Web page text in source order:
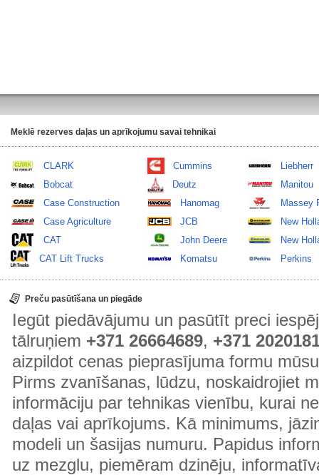
Meklē rezerves daļas un aprīkojumu savai tehnikai
CLARK
Bobcat
Case Construction
Case Agriculture
CAT
CAT Lift Trucks
Cummins
Deutz
Hanomag
JCB
John Deere
Komatsu
Liebherr
Manitou
Massey
New
New
Perkins
Preču pasūtīšana un piegāde
Iegūt piedāvājumu un pasūtīt preci
tālruņiem +371 26664689, +371
aizpildot cenas pieprasījuma formu
Pirms zvanīšanas, lūdzu, noskaidrojiet
informāciju par tehnikas vienību, kurai
daļas vai aprīkojums. Kā minimums,
modeli un šasijas numuru. Papidus
uz mezglu, piemēram dzinēju,